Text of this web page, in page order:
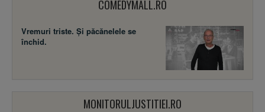
COMEDYMALL.RO
Vremuri triste. Şi păcănelele se
închid.
MONITORULJUSTITIEI.RO